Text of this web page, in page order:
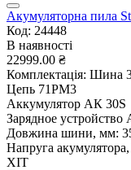
Акумуляторна пила
Код: 24448
В наявності
22999.00 ₴
Комплектація: Шина
Цепь 71PM3
Аккумулятор АК 30S
Зарядное устройство
Довжина шини, мм:
Напруга
ХІТ